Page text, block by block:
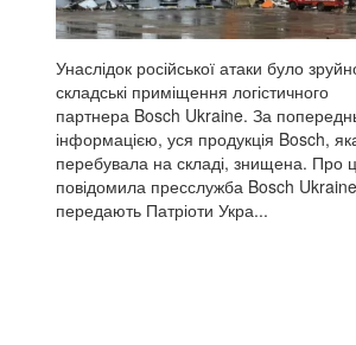
Унаслідок російської атаки було
складські приміщення логістичного
партнера Bosch Ukraine. За
інформацією, уся продукція Bosch,
перебувала на складі, знищена. Про
повідомила пресслужба Bosch
передають Патріоти Укра...